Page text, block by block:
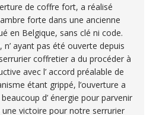
de coffre fort, a réalisé
forte dans une ancienne
en Belgique, sans clé ni code.
ayant pas été ouverte depuis
coffretier a du procéder à
avec l’ accord préalable de
étant grippé, l’ouverture a
d’ énergie pour parvenir
une victoire pour notre serrurier